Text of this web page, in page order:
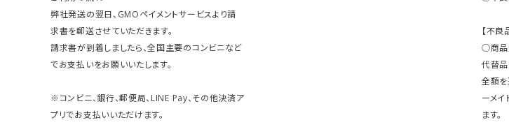
弊社発送の翌日、GMOペイメントサービスより請
求書を郵送させていただきます。
請求書が到着しましたら、全国主要のコンビニなど
でお支払いをお願いいたします。
※コンビニ、銀行、郵便局、LINE Pay、その他決済ア
プリでお支払いいただけます。
【不良
○商品
代替
全額を
ーメ
ます。